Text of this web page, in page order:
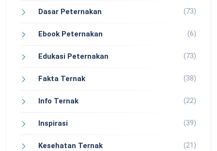
Dasar Peternakan (73)
Ebook Peternakan (6)
Edukasi Peternakan (73)
Fakta Ternak (38)
Info Ternak (22)
Inspirasi (39)
Kesehatan Ternak (21)